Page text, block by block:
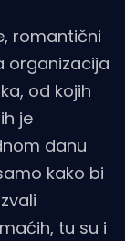
romantični
organizacija
od kojih
je
danu
kako bi
tu su i